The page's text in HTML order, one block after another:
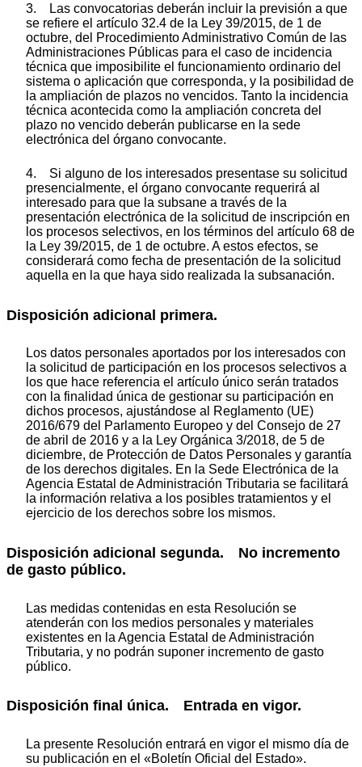
3. Las convocatorias deberán incluir la previsión a que
se refiere el artículo 32.4 de la Ley 39/2015, de 1 de
octubre, del Procedimiento Administrativo Común de las
Administraciones Públicas para el caso de incidencia
técnica que imposibilite el funcionamiento ordinario del
sistema o aplicación que corresponda, y la posibilidad de
la ampliación de plazos no vencidos. Tanto la incidencia
técnica acontecida como la ampliación concreta del
plazo no vencido deberán publicarse en la sede
electrónica del órgano convocante.
4. Si alguno de los interesados presentase su solicitud
presencialmente, el órgano convocante requerirá al
interesado para que la subsane a través de la
presentación electrónica de la solicitud de inscripción en
los procesos selectivos, en los términos del artículo 68 de
la Ley 39/2015, de 1 de octubre. A estos efectos, se
considerará como fecha de presentación de la solicitud
aquella en la que haya sido realizada la subsanación.
Disposición adicional primera.
Los datos personales aportados por los interesados con
la solicitud de participación en los procesos selectivos a
los que hace referencia el artículo único serán tratados
con la finalidad única de gestionar su participación en
dichos procesos, ajustándose al Reglamento (UE)
2016/679 del Parlamento Europeo y del Consejo de 27
de abril de 2016 y a la Ley Orgánica 3/2018, de 5 de
diciembre, de Protección de Datos Personales y garantía
de los derechos digitales. En la Sede Electrónica de la
Agencia Estatal de Administración Tributaria se facilitará
la información relativa a los posibles tratamientos y el
ejercicio de los derechos sobre los mismos.
Disposición adicional segunda. No incremento
de gasto público.
Las medidas contenidas en esta Resolución se
atenderán con los medios personales y materiales
existentes en la Agencia Estatal de Administración
Tributaria, y no podrán suponer incremento de gasto
público.
Disposición final única. Entrada en vigor.
La presente Resolución entrará en vigor el mismo día de
su publicación en el «Boletín Oficial del Estado».